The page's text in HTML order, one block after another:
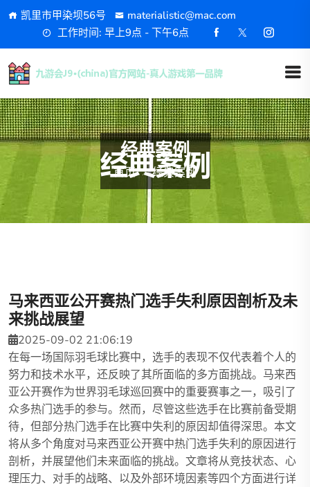
凯里市甲染坝56号
materialistic@mac.com
工作时间: 早上9点 - 下午6点
经典案例
首页 经典案例
马来西亚公开赛热门选手失利原因剖析及未
来挑战展望
2025-09-02 21:06:19
在每一场国际羽毛球比赛中，选手的表现不仅代表着个人的
努力和技术水平，还反映了其所面临的多方面挑战。马来西
亚公开赛作为世界羽毛球巡回赛中的重要赛事之一，吸引了
众多热门选手的参与。然而，尽管这些选手在比赛前备受期
待，但部分热门选手在比赛中失利的原因却值得深思。本文
将从多个角度对马来西亚公开赛中热门选手失利的原因进行
剖析，并展望他们未来面临的挑战。文章将从竞技状态、心
理压力、对手的战略、以及外部环境因素等四个方面进行详